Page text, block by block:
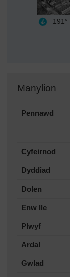
191°
Manylion
Pennawd
Cyfeirnod
Dyddiad
Dolen
Enw lle
Plwyf
Ardal
Gwlad